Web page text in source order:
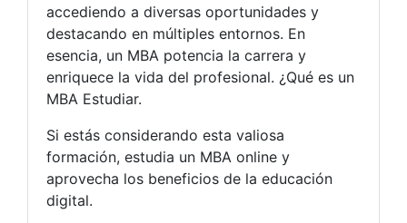
accediendo a diversas oportunidades y
destacando en múltiples entornos. En
esencia, un MBA potencia la carrera y
enriquece la vida del profesional. ¿Qué es un
MBA Estudiar.
Si estás considerando esta valiosa
formación, estudia un MBA online y
aprovecha los beneficios de la educación
digital.